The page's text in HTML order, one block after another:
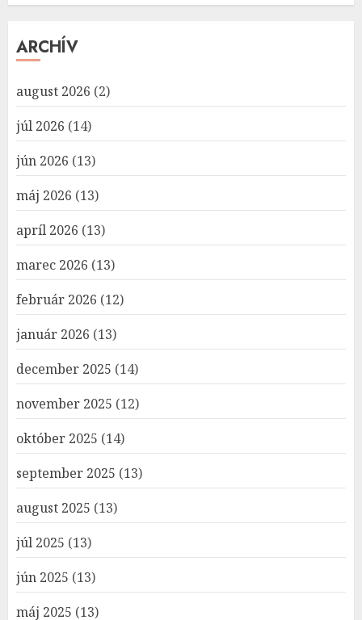
ARCHÍV
august 2026 (2)
júl 2026 (14)
jún 2026 (13)
máj 2026 (13)
apríl 2026 (13)
marec 2026 (13)
február 2026 (12)
január 2026 (13)
december 2025 (14)
november 2025 (12)
október 2025 (14)
september 2025 (13)
august 2025 (13)
júl 2025 (13)
jún 2025 (13)
máj 2025 (13)